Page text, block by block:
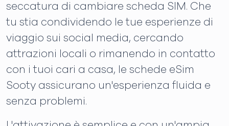
seccatura di cambiare scheda SIM. Che
tu stia condividendo le tue esperienze di
viaggio sui social media, cercando
attrazioni locali o rimanendo in contatto
con i tuoi cari a casa, le schede eSim
Sooty assicurano un'esperienza fluida e
senza problemi.